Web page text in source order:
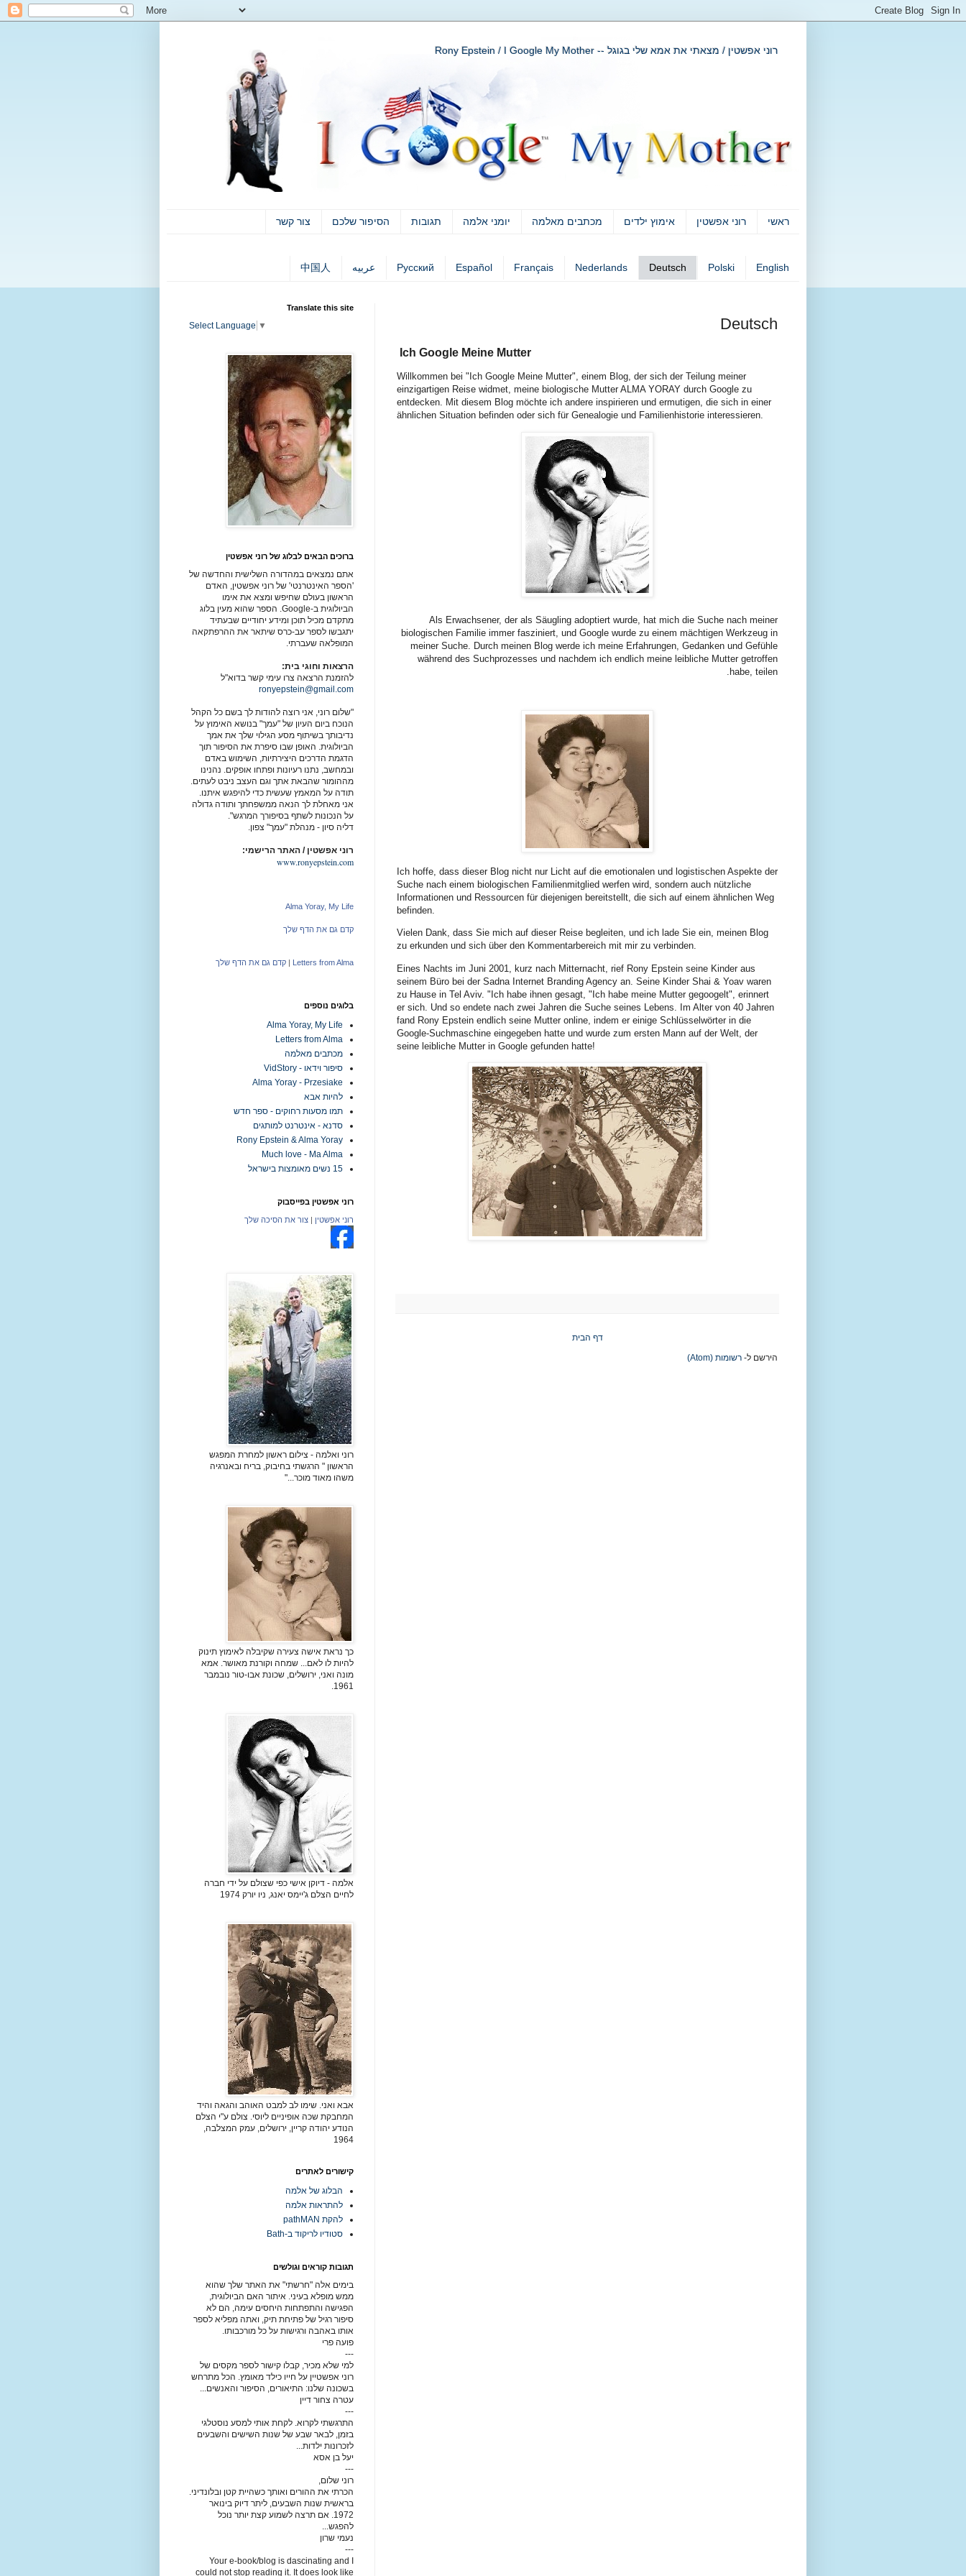
רוני אפשטין / מצאתי את אמא שלי בגוגל -- Rony Epstein / I Google My Mother
ראשי רוני אפשטין אימוץ ילדים מכתבים מאלמה יומני אלמה תגובות הסיפור שלכם צור קשר
English
Polski
Deutsch
Nederlands
Français
Español
Русский عربيه 中国人
Deutsch
Ich Google Meine Mutter
Willkommen bei "Ich Google Meine Mutter", einem Blog, der sich der Teilung meiner
einzigartigen Reise widmet, meine biologische Mutter ALMA YORAY durch Google zu
entdecken. Mit diesem Blog möchte ich andere inspirieren und ermutigen, die sich in einer
ähnlichen Situation befinden oder sich für Genealogie und Familienhistorie interessieren.
Als Erwachsener, der als Säugling adoptiert wurde, hat mich die Suche nach meiner
biologischen Familie immer fasziniert, und Google wurde zu einem mächtigen Werkzeug in
meiner Suche. Durch meinen Blog werde ich meine Erfahrungen, Gedanken und Gefühle
während des Suchprozesses und nachdem ich endlich meine leibliche Mutter getroffen
habe, teilen.
Ich hoffe, dass dieser Blog nicht nur Licht auf die emotionalen und logistischen Aspekte der
Suche nach einem biologischen Familienmitglied werfen wird, sondern auch nützliche
Informationen und Ressourcen für diejenigen bereitstellt, die sich auf einem ähnlichen Weg
befinden.
Vielen Dank, dass Sie mich auf dieser Reise begleiten, und ich lade Sie ein, meinen Blog
zu erkunden und sich über den Kommentarbereich mit mir zu verbinden.
Eines Nachts im Juni 2001, kurz nach Mitternacht, rief Rony Epstein seine Kinder aus
seinem Büro bei der Sadna Internet Branding Agency an. Seine Kinder Shai & Yoav waren
zu Hause in Tel Aviv. "Ich habe ihnen gesagt, "Ich habe meine Mutter gegoogelt", erinnert
er sich. Und so endete nach zwei Jahren die Suche seines Lebens. Im Alter von 40 Jahren
fand Rony Epstein endlich seine Mutter online, indem er einige Schlüsselwörter in die
Google-Suchmaschine eingegeben hatte und wurde zum ersten Mann auf der Welt, der
seine leibliche Mutter in Google gefunden hatte!
דף הבית
הירשם ל- רשומות (Atom)
Translate this site
Select Language ▼
ברוכים הבאים לבלוג של רוני אפשטין
אתם נמצאים במהדורה השלישית והחדשה של
'הספר האינטרנטי' של רוני אפשטין, האדם
הראשון בעולם שחיפש ומצא את אימו
הביולוגית ב-Google. הספר שהוא מעין בלוג
מתקדם מכיל תוכן ומידע יחודיים שבעתיד
יתגבשו לספר עב-כרס שיתאר את ההרפתקאה
המופלאה שעברתי.
הרצאות וחוגי בית:
להזמנת הרצאה צרו עימי קשר בדוא"ל
ronyepstein@gmail.com
"שלום רוני, אני רוצה להודות לך בשם כל הקהל
הנוכח ביום העיון של "עמך" בנושא האימוץ על
נדיבותך בשיתוף מסע הגילוי שלך את אמך
הביולוגית. האופן שבו סיפרת את הסיפור תוך
הדגמת הדרכים היצירתיות, השימוש באדם
ובמחשב, נתנו רעיונות ופתחו אופקים. נהנינו
מההומור שהבאת אתך וגם העצב ניבט לעתים.
תודה על המאמץ שעשית כדי להיפגש איתנו.
אני מאחלת לך הנאה ממשפחתך ותודה גדולה
על הנכונות לשתף בסיפורך המרגש".
דליה סיון - מנהלת "עמך" צפון.
רוני אפשטין / האתר הרישמי:
www.ronyepstein.com
Alma Yoray, My Life
קדם גם את הדף שלך
Letters from Alma קדם גם את הדף שלך
בלוגים נוספים
Alma Yoray, My Life
Letters from Alma
מכתבים מאלמה
סיפור וידאו - VidStory
Alma Yoray - Przesiake
להיות אבא
תמו מסעות רחוקים - ספר חדש
סדנא - אינטרנט למותגים
Rony Epstein & Alma Yoray
Much love - Ma Alma
15 נשים מאומצות בישראל
רוני אפשטין בפייסבוק
רוני אפשטין צור את הסיכה שלך
רוני ואלמה - צילום ראשון למחרת המפגש
הראשון " הרגשתי בחיבוק, בריח ובאנרגיה
משהו מאוד מוכר..."
כך נראת אישה צעירה שקיבלה לאימוץ תינוק
להיות לו לאם... שמחה וקורנת מאושר. אמא
מונה ואני, ירושלים, שכונת אבו-טור נובמבר
1961.
אלמה - דיוקן אישי כפי שצולם על ידי חברה
לחיים הצלם ג'יימס יאנג, ניו יורק 1974
אבא ואני. שימו לב למבט האוהב והגאה והיד
המחבקת שכה אופיניים ליוסי. צולם ע"י הצלם
הנודע יהודה קריין, ירושלים, עמק המצלבה,
1964
קישורים לאתרים
הבלוג של אלמה
להתראות אלמה
להקת pathMAN
סטודיו לריקוד ב-Bath
תגובות קוראים וגולשים
בימים אלה "חרשתי" את האתר שלך שהוא
ממש מופלא בעיני. איתור האם הביולוגית,
הפגישה והתפתחות היחסים עימה, הם לא
סיפור רגיל של פתיחת תיק, ואתה מפליא לספר
אותו באהבה ורגישות על כל מורכבותו.
פועה פרי
---
למי שלא מכיר, קבלו קישור לספר מקסים של
רוני אפשטיין על חייו כילד מאומץ. הכל מתרחש
בשכונה שלנו: התיאורים, הסיפור והאנשים...
עטרה צחור דיין
---
התרגשתי לקרוא. לקחת אותי למסע נוסטלגי
בזמן, לבאר שבע של שנות השישים והשבעים
לזכרונות ילדות...
יעל בן אסא
---
רוני שלום,
הכרתי את ההורים ואותך כשהיית קטן ובלונדיני.
בראשית שנות השבעים, ליתר דיוק בינואר
1972. אם תרצה לשמוע קצת יותר נוכל
להפגש...
נעמי שרון
---
Your e-book/blog is dascinating and I
could not stop reading it. It does look like